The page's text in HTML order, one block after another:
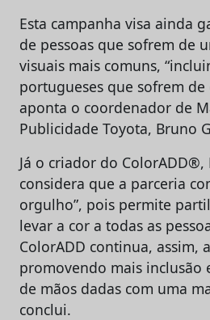
Esta campanha visa ainda
de pessoas que sofrem de
visuais mais comuns,
portugueses que sofrem de
aponta o coordenador de
Publicidade Toyota, Bruno
Já o criador do
considera que a parceria
orgulho”, pois permite
levar a cor a todas as
ColorADD continua, assim,
promovendo mais inclusão
de mãos dadas com uma
conclui.